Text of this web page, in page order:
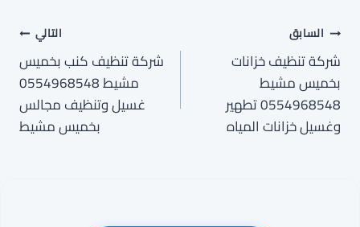
تصفّح
المقالات
السابق
شركة تنظيف خزانات
بخميس مشيط
0554968548 تطهير
وغسيل خزانات المياه
التالي
شركة تنظيف كنب بخميس
مشيط 0554968548
غسيل وتنظيف مجالس
بخميس مشيط